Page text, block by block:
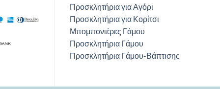
Προσκλητήρια για Αγόρι
Προσκλητήρια για Κορίτσι
Μπομπονιέρες Γάμου
Προσκλητήρια Γάμου
Προσκλητήρια Γάμου-Βάπτισης